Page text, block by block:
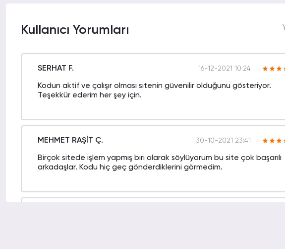
Kullanıcı Yorumları
SERHAT F. 16-12-2021 10:24
Kodun aktif ve çalışır olması sitenin güvenilir olduğunu gösteriyor.
Teşekkür ederim her şey için.
MEHMET RAŞİT Ç. 30-10-2021 23:41
Birçok sitede işlem yapmış biri olarak söylüyorum bu site çok başarılı
arkadaşlar. Kodu hiç geç gönderdiklerini görmedim.